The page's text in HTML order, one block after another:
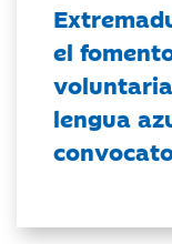
el
lengua